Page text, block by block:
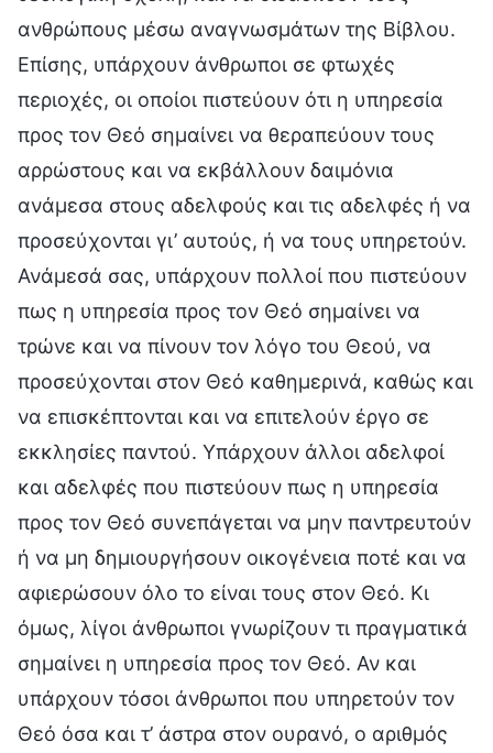
ανθρώπους μέσω αναγνωσμάτων της Βίβλου.
Επίσης, υπάρχουν άνθρωποι σε φτωχές
περιοχές, οι οποίοι πιστεύουν ότι η υπηρεσία
προς τον Θεό σημαίνει να θεραπεύουν τους
αρρώστους και να εκβάλλουν δαιμόνια
ανάμεσα στους αδελφούς και τις αδελφές ή να
προσεύχονται γι’ αυτούς, ή να τους υπηρετούν.
Ανάμεσά σας, υπάρχουν πολλοί που πιστεύουν
πως η υπηρεσία προς τον Θεό σημαίνει να
τρώνε και να πίνουν τον λόγο του Θεού, να
προσεύχονται στον Θεό καθημερινά, καθώς και
να επισκέπτονται και να επιτελούν έργο σε
εκκλησίες παντού. Υπάρχουν άλλοι αδελφοί
και αδελφές που πιστεύουν πως η υπηρεσία
προς τον Θεό συνεπάγεται να μην παντρευτούν
ή να μη δημιουργήσουν οικογένεια ποτέ και να
αφιερώσουν όλο το είναι τους στον Θεό. Κι
όμως, λίγοι άνθρωποι γνωρίζουν τι πραγματικά
σημαίνει η υπηρεσία προς τον Θεό. Αν και
υπάρχουν τόσοι άνθρωποι που υπηρετούν τον
Θεό όσα και τ’ άστρα στον ουρανό, ο αριθμός